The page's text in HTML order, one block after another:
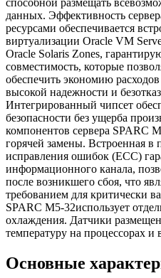
данных. Эффективность
ресурсами обеспечивается
виртуализации Oracle VM
Oracle Solaris Zones,
совместимость, которые
обеспечить экономию
высокой надежности и
Интегрированный чипсет
безопасности без ущерба
компонентов сервера SPARC
горячей замены. Встроенная в
исправления ошибок (ECC)
информационного канала,
после возникшего сбоя, что
требованием для критически
SPARC M5-32использует
охлаждения. Датчики
температуру на процессорах
Основные